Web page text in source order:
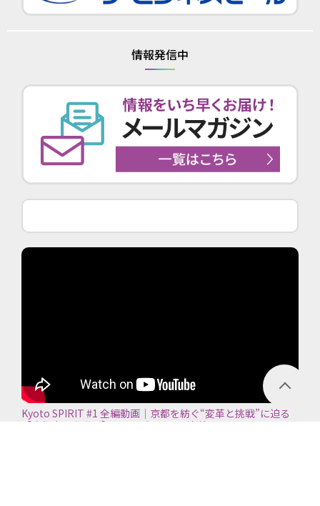
情報発信中
Kyoto SPIRIT #1 全編動画｜京都を紡ぐ“変革と挑戦”に迫る
【京都商工会議所】＜2026年7月5日放送＞